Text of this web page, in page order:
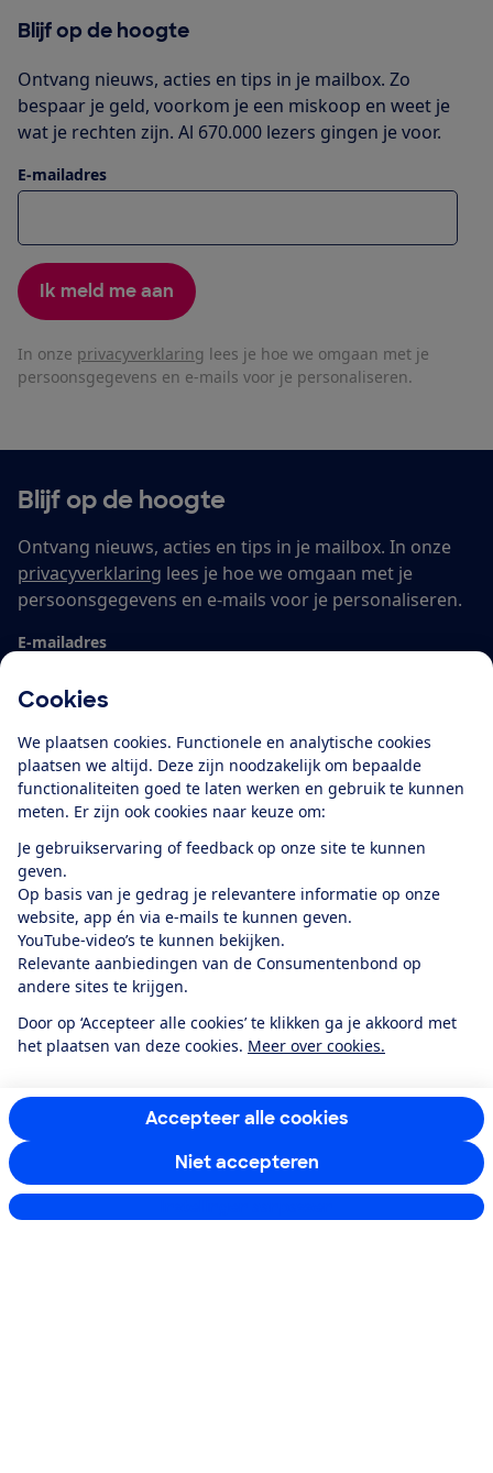
Cookies
We plaatsen cookies. Functionele en analytische cookies
plaatsen we altijd. Deze zijn noodzakelijk om bepaalde
functionaliteiten goed te laten werken en gebruik te kunnen
meten. Er zijn ook cookies naar keuze om:
Je gebruikservaring of feedback op onze site te kunnen
geven.
Op basis van je gedrag je relevantere informatie op onze
website, app én via e-mails te kunnen geven.
YouTube-video’s te kunnen bekijken.
Relevante aanbiedingen van de Consumentenbond op
andere sites te krijgen.
Door op ‘Accepteer alle cookies’ te klikken ga je akkoord met
het plaatsen van deze cookies. Meer over cookies.
Accepteer alle cookies
Niet accepteren
Blijf op de hoogte
Ontvang nieuws, acties en tips in je mailbox. Zo
bespaar je geld, voorkom je een miskoop en weet je
wat je rechten zijn. Al 670.000 lezers gingen je voor.
E-mailadres
Ik meld me aan
In onze privacyverklaring lees je hoe we omgaan met je
persoonsgegevens en e-mails voor je personaliseren.
Blijf op de hoogte
Ontvang nieuws, acties en tips in je mailbox. In onze
privacyverklaring lees je hoe we omgaan met je
persoonsgegevens en e-mails voor je personaliseren.
E-mailadres
Ik meld me aan
Service & Contact
Over ons
Doe mee
Boeken & Bladen
Download de app
Alles over de
Consumentenbond-